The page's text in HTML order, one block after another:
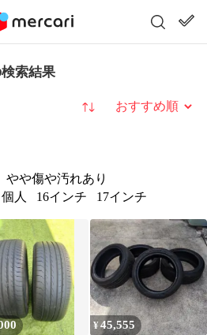
索結果
並び替え
やや傷や汚れあり
個人 16インチ 17インチ
¥45,555